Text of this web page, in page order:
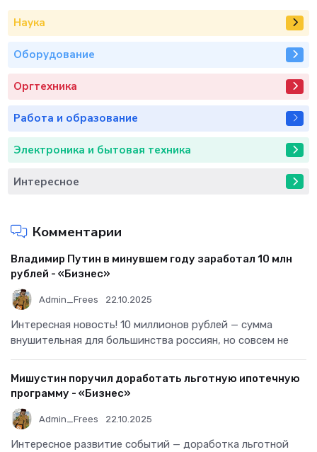
Наука
Оборудование
Оргтехника
Работа и образование
Электроника и бытовая техника
Интересное
Комментарии
Владимир Путин в минувшем году заработал 10 млн
рублей - «Бизнес»
Admin_Frees 22.10.2025
Интересная новость! 10 миллионов рублей — сумма
внушительная для большинства россиян, но совсем не
Мишустин поручил доработать льготную ипотечную
программу - «Бизнес»
Admin_Frees 22.10.2025
Интересное развитие событий — доработка льготной